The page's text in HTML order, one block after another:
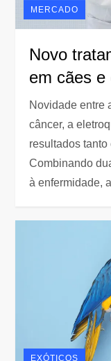
MERCADO
Novo
em cães e
Novidade entre
câncer, a
resultados
Combinando
à enfermidade,
EXÓTICOS